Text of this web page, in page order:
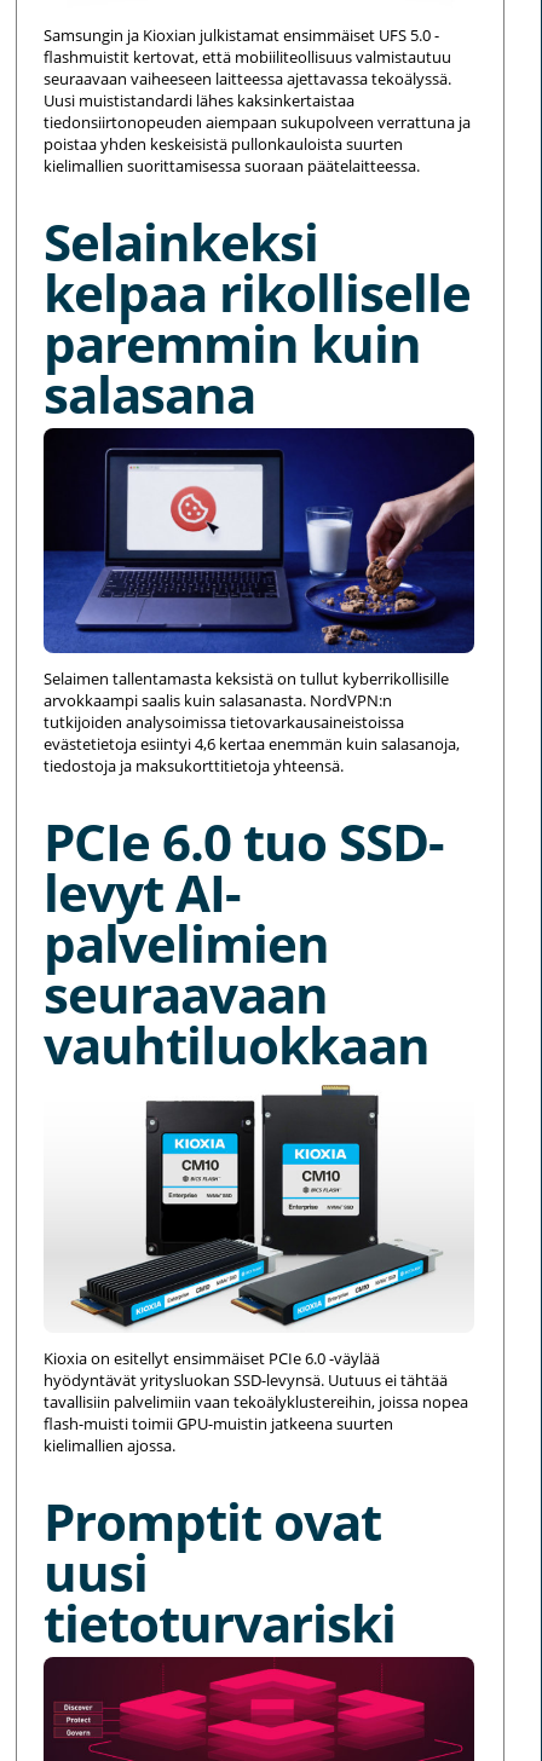
Samsungin ja Kioxian julkistamat ensimmäiset UFS 5.0 -
flashmuistit kertovat, että mobiiliteollisuus valmistautuu
seuraavaan vaiheeseen laitteessa ajettavassa tekoälyssä.
Uusi muististandardi lähes kaksinkertaistaa
tiedonsiirtonopeuden aiempaan sukupolveen verrattuna ja
poistaa yhden keskeisistä pullonkauloista suurten
kielimallien suorittamisessa suoraan päätelaitteessa.
Selainkeksi
kelpaa rikolliselle
paremmin kuin
salasana
Selaimen tallentamasta keksistä on tullut kyberrikollisille
arvokkaampi saalis kuin salasanasta. NordVPN:n
tutkijoiden analysoimissa tietovarkausaineistoissa
evästetietoja esiintyi 4,6 kertaa enemmän kuin salasanoja,
tiedostoja ja maksukorttitietoja yhteensä.
PCIe 6.0 tuo SSD-
levyt AI-
palvelimien
seuraavaan
vauhtiluokkaan
Kioxia on esitellyt ensimmäiset PCIe 6.0 -väylää
hyödyntävät yritysluokan SSD-levynsä. Uutuus ei tähtää
tavallisiin palvelimiin vaan tekoälyklustereihin, joissa nopea
flash-muisti toimii GPU-muistin jatkeena suurten
kielimallien ajossa.
Promptit ovat
uusi
tietoturvariski